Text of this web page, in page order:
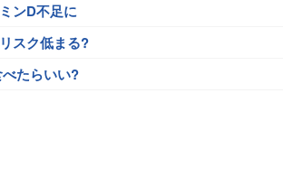
ンD不足に
スク低まる?
たらいい?